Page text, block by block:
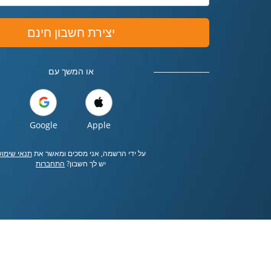
יצירת חשבון חינם
או המשך עם
Apple
Google
על ידי הרשמה, אני מסכים ומאשר אתתנאי
יש לך חשבון? התחברות